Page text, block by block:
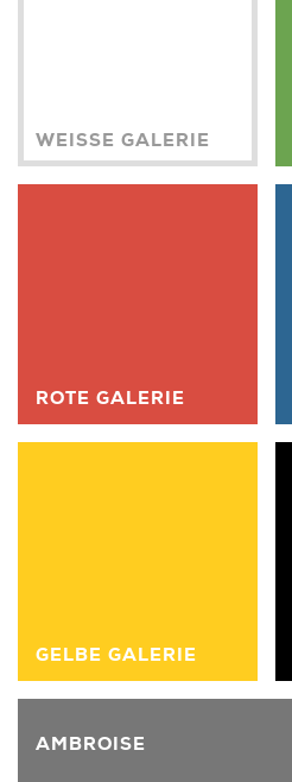
WEISSE GALERIE
ROTE GALERIE
GELBE GALERIE
AMBROISE